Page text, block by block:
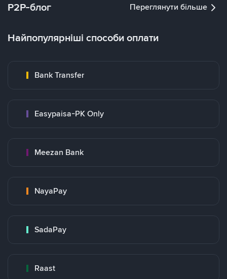
P2P-блог Переглянути більше
Найпопулярніші способи оплати
Bank Transfer
Easypaisa-PK Only
Meezan Bank
NayaPay
SadaPay
Raast